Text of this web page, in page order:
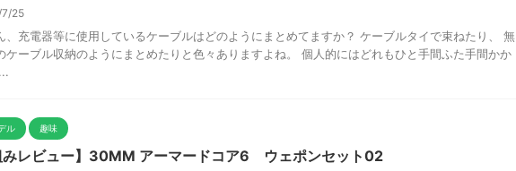
25
、充電器等に使用しているケーブルはどのようにまとめてますか？ ケーブルタイで束ねたり、 無
ケーブル収納のようにまとめたりと色々ありますよね。 個人的にはどれもひと手間ふた手間かか
ル 趣味
みレビュー】30MM アーマードコア6 ウェポンセット02